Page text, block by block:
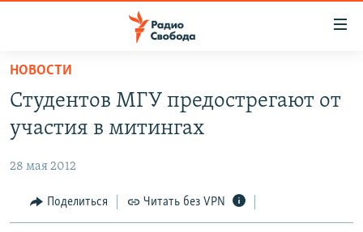
упрощенного
доступа
основному
Вернутся
ПОДКАСТЫ
ЦИТАТЫ СВОБОДЫ
МНЕНИЯ
НОВОСТИ
Студентов МГУ предострегают от
участия в митингах
28 мая 2012
Поделиться Читать без VPN